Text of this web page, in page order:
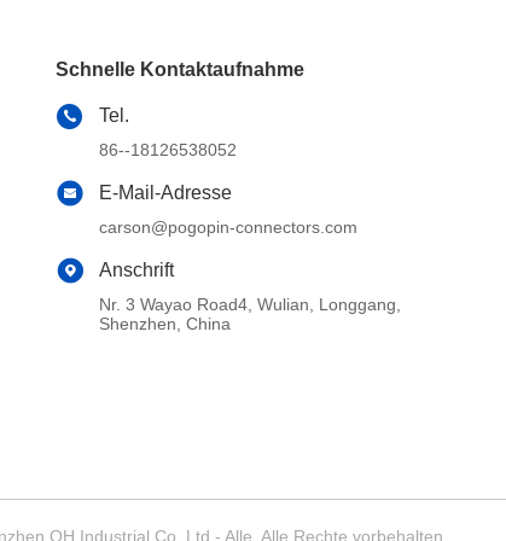
Schnelle Kontaktaufnahme
Tel.
86--18126538052
E-Mail-Adresse
carson@pogopin-connectors.com
Anschrift
Nr. 3 Wayao Road4, Wulian, Longgang,
Shenzhen, China
QH Industrial Co.,Ltd - Alle. Alle Rechte vorbehalten.